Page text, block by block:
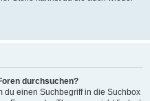
durchsuchen?
du einen Suchbegriff in die Suchbox